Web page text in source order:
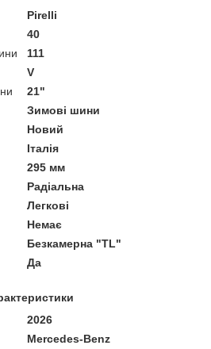
Pirelli
40
111
V
21"
Зимові шини
Новий
Італія
295 мм
Радіальна
Легкові
Немає
Безкамерна "TL"
Да
2026
Mercedes-Benz